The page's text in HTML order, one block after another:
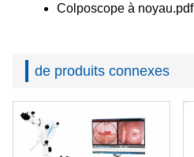
Colposcope à noyau.pdf
de produits connexes